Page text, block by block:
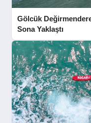
Gölcük
Sona Yaklaştı